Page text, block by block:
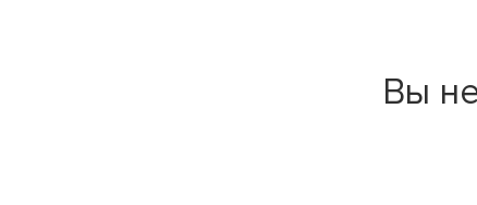
Вы